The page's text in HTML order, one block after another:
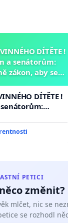
DÍTĚTE !
a senátorům:
zákon, aby se
DÍTĚTE !
aby se
PETICI
změnit?
mlčet, nic se
se rozhodl